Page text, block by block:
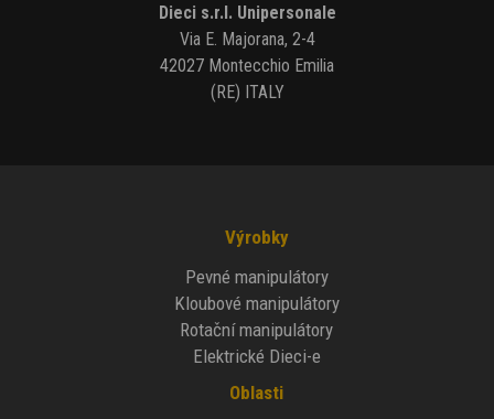
Dieci s.r.l. Unipersonale
Via E. Majorana, 2-4
42027 Montecchio Emilia
(RE) ITALY
Výrobky
Pevné manipulátory
Kloubové manipulátory
Rotační manipulátory
Elektrické Dieci-e
Oblasti